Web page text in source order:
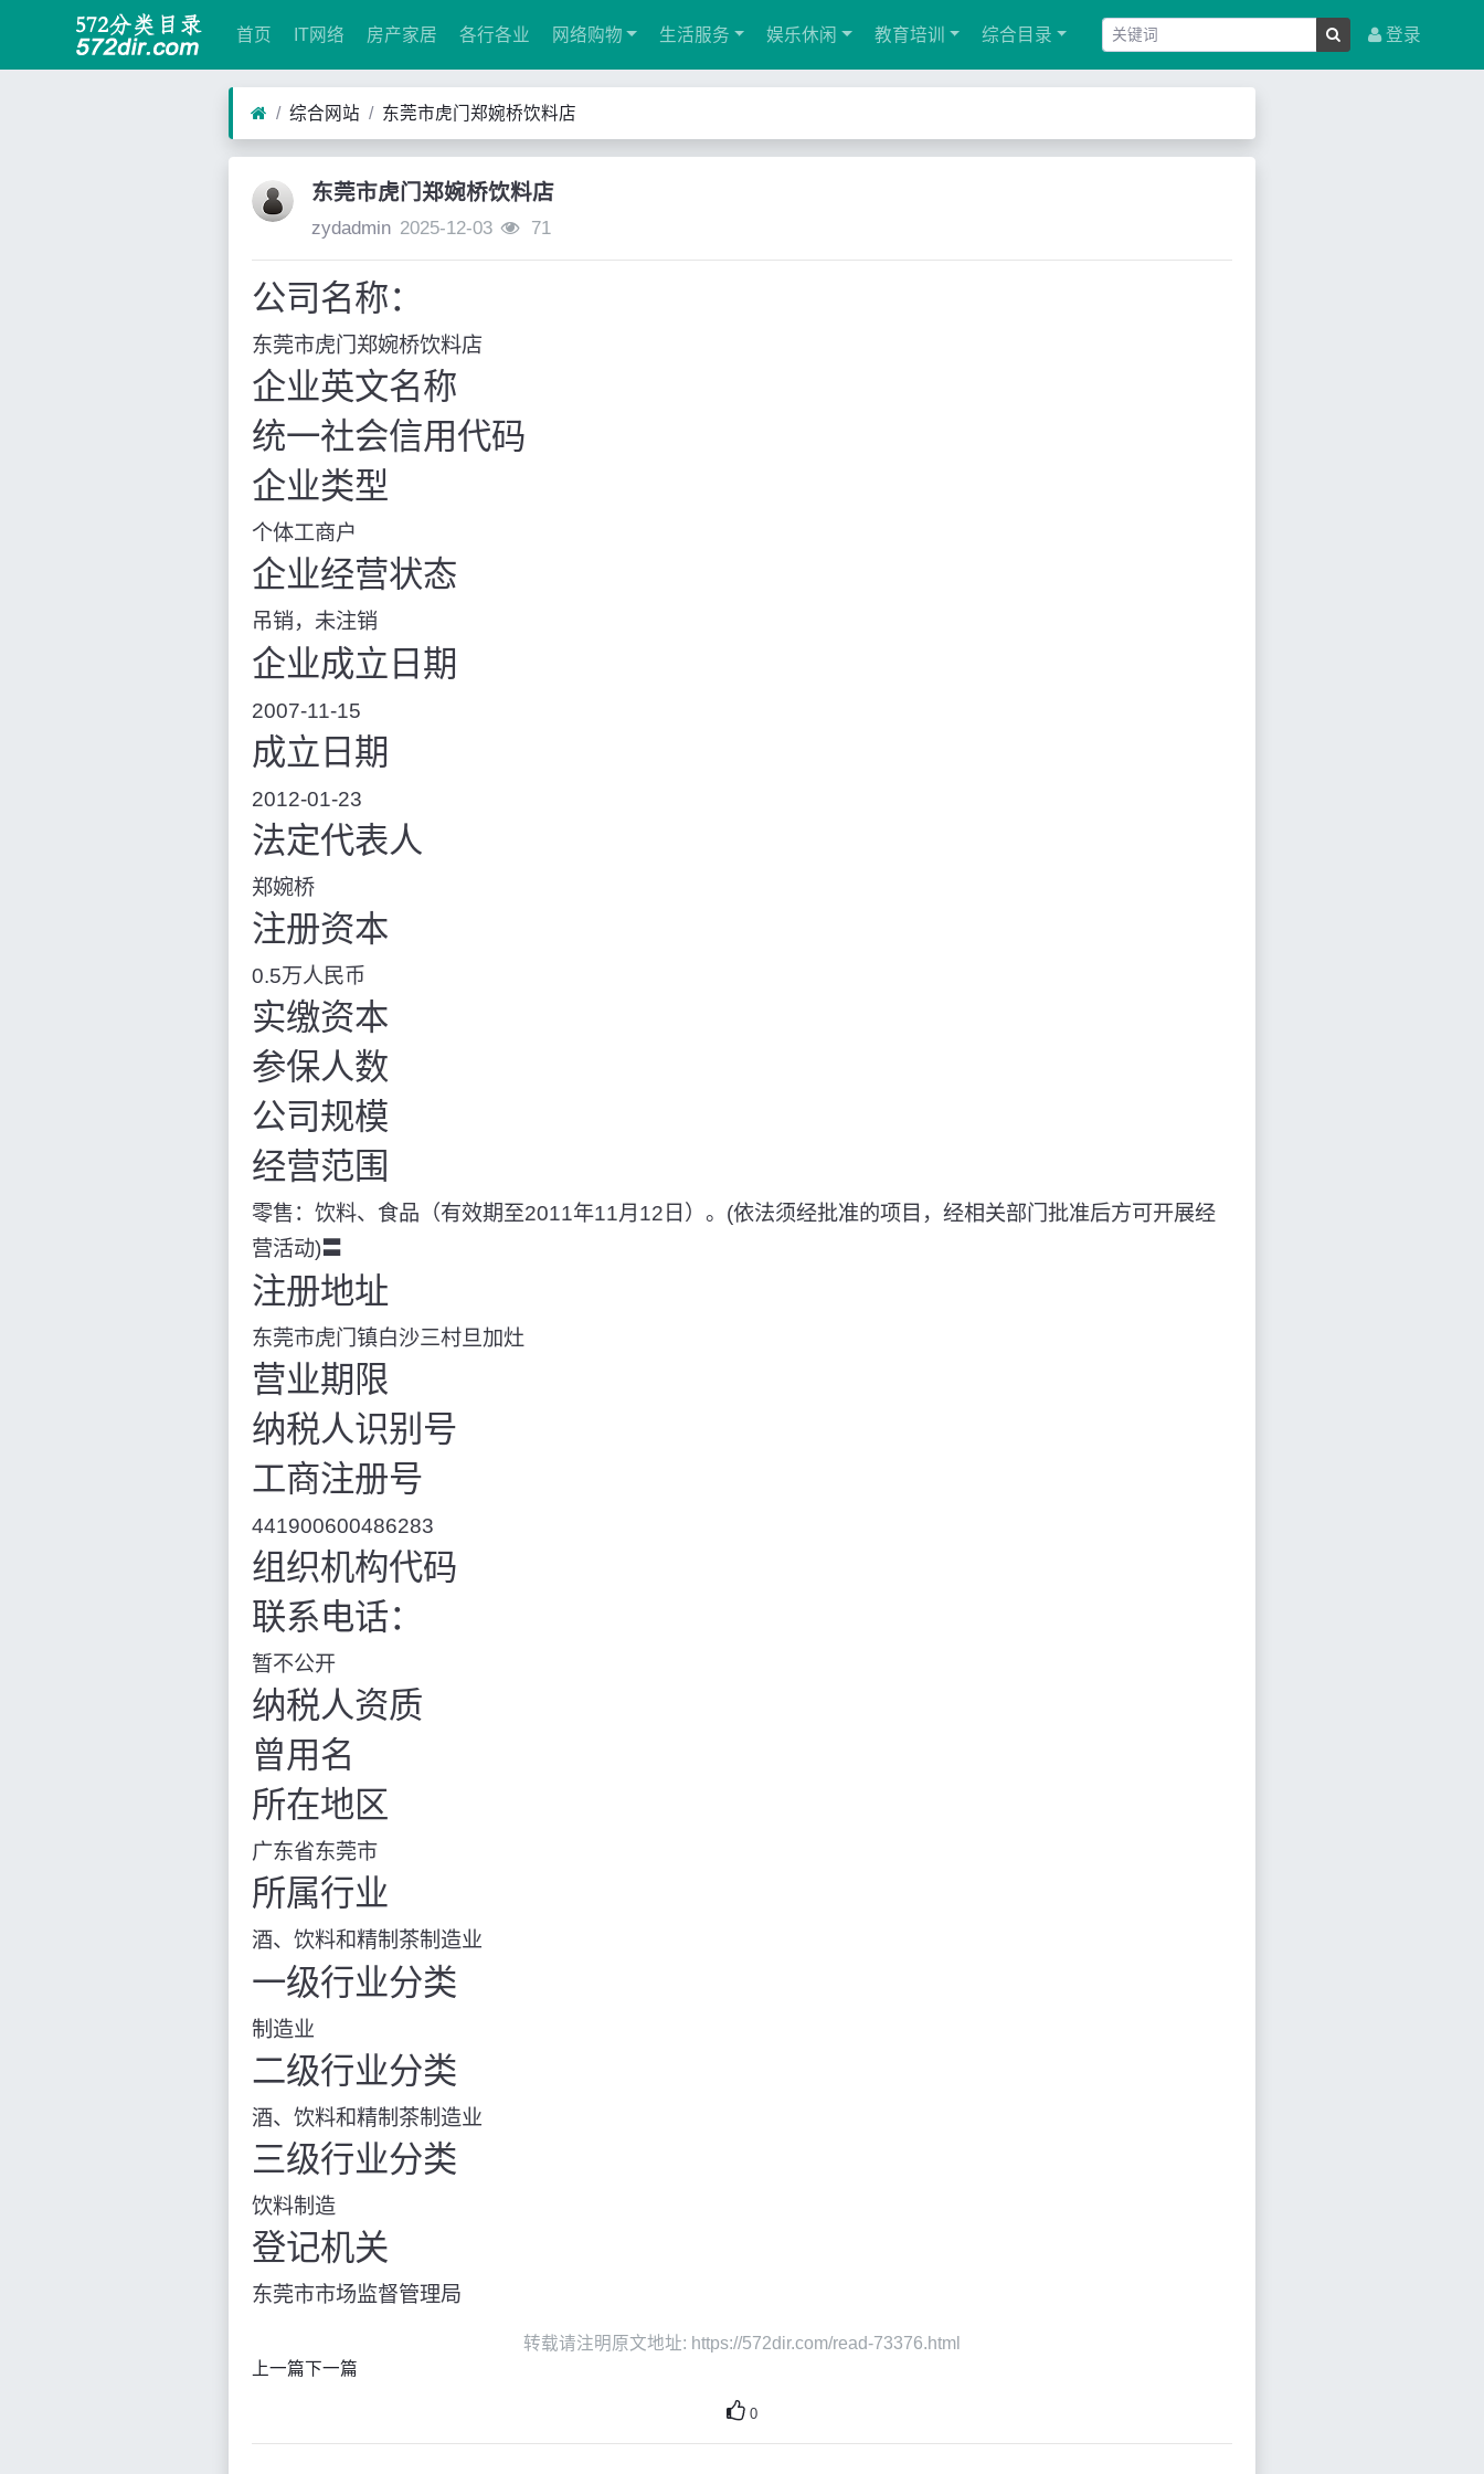
首页 IT网络 房产家居 各行各业 网络购物 生活服务 娱乐休闲 教育培训 综合目录 登录
综合网站 东莞市虎门郑婉桥饮料店
东莞市虎门郑婉桥饮料店
zydadmin 2025-12-03 71
公司名称：
东莞市虎门郑婉桥饮料店
企业英文名称
统一社会信用代码
企业类型
个体工商户
企业经营状态
吊销，未注销
企业成立日期
2007-11-15
成立日期
2012-01-23
法定代表人
郑婉桥
注册资本
0.5万人民币
实缴资本
参保人数
公司规模
经营范围
零售：饮料、食品（有效期至2011年11月12日）。(依法须经批准的项目，经相关部门批准后方可开展经
营活动)〓
注册地址
东莞市虎门镇白沙三村旦加灶
营业期限
纳税人识别号
工商注册号
441900600486283
组织机构代码
联系电话：
暂不公开
纳税人资质
曾用名
所在地区
广东省东莞市
所属行业
酒、饮料和精制茶制造业
一级行业分类
制造业
二级行业分类
酒、饮料和精制茶制造业
三级行业分类
饮料制造
登记机关
东莞市市场监督管理局
转载请注明原文地址: https://572dir.com/read-73376.html
上一篇下一篇
0